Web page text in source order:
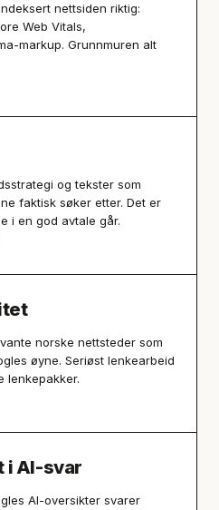
nettsiden riktig:
Web Vitals,
markup. Grunnmuren alt
og tekster som
faktisk søker etter. Det er
i en god avtale går.
norske nettsteder som
øyne. Seriøst lenkearbeid
lenkepakker.
i AI-svar
AI-oversikter svarer